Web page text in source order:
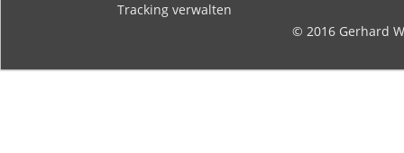
Tracking verwalten
© 2016 Gerhard